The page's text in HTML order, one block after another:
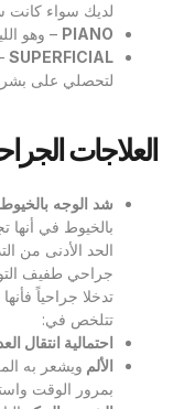
لديك سواء كانت
PIANO – وهو
SUPERFICIAL
لتحصلي على
العلاجات
شد الوجه بالخيوط
بالخيوط في أنها
الحد الأدنى من
جراحي طفيف
تدخلا جراحياً
تتلخص في:
احتمالية انتقال
الألم ويشعر به
بمرور الوقت